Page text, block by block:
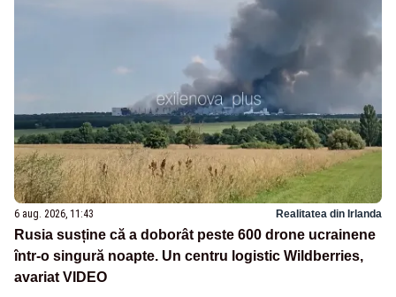
6 aug. 2026, 11:43 Realitatea din Irlanda
Rusia susține că a doborât peste 600 drone ucrainene
într-o singură noapte. Un centru logistic Wildberries,
avariat VIDEO